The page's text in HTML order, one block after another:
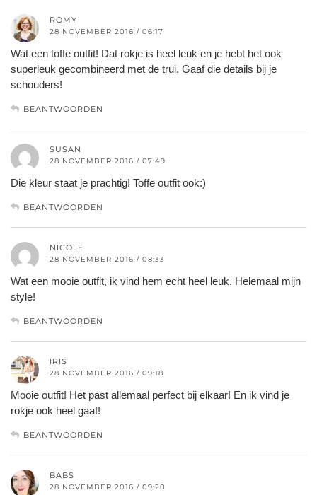
ROMY
28 NOVEMBER 2016 / 06:17
Wat een toffe outfit! Dat rokje is heel leuk en je hebt het ook
superleuk gecombineerd met de trui. Gaaf die details bij je
schouders!
BEANTWOORDEN
SUSAN
28 NOVEMBER 2016 / 07:49
Die kleur staat je prachtig! Toffe outfit ook:)
BEANTWOORDEN
NICOLE
28 NOVEMBER 2016 / 08:33
Wat een mooie outfit, ik vind hem echt heel leuk. Helemaal mijn
style!
BEANTWOORDEN
IRIS
28 NOVEMBER 2016 / 09:18
Mooie outfit! Het past allemaal perfect bij elkaar! En ik vind je
rokje ook heel gaaf!
BEANTWOORDEN
BABS
28 NOVEMBER 2016 / 09:20